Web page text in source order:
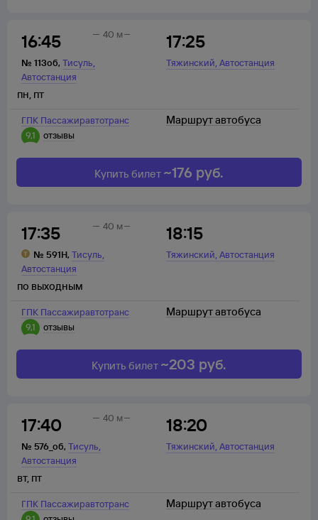
16:45
№ 113об, Тисуль,
Автостанция
17:25
Тяжинский,Автостанция
40 м
ГПК Пассажиравтотранс
9,1
отзывы
пн, пт
Маршрут автобуса
Купить билет ~176 руб.
17:35
№ 591Н, Тисуль,
Автостанция
18:15
Тяжинский,Автостанция
40 м
ГПК Пассажиравтотранс
9,1
отзывы
по выходным
Маршрут автобуса
Купить билет ~203 руб.
17:40
№ 576_об, Тисуль,
Автостанция
18:20
Тяжинский,Автостанция
40 м
ГПК Пассажиравтотранс
вт, пт
Маршрут автобуса